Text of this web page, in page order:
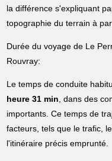
la différence s'expliquant
topographie du terrain à
Durée du voyage de Le
Rouvray:
Le temps de conduite
heure 31 min, dans des
importants. Ce temps de
facteurs, tels que le trafic,
l'itinéraire précis emprunté.